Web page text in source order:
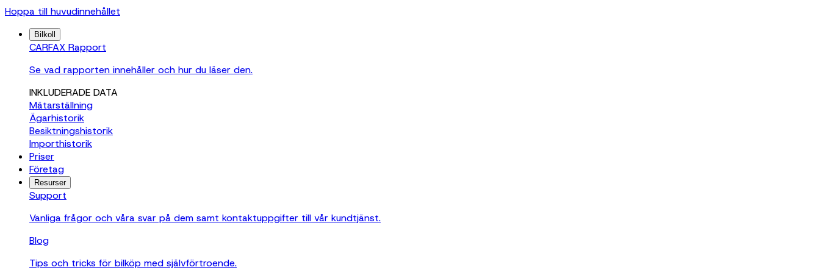
Hoppa till huvudinnehållet
Bilkoll
CARFAX Rapport
Se vad rapporten innehåller och hur du läser den.
INKLUDERADE DATA
Mätarställning
Ägarhistorik
Besiktningshistorik
Importhistorik
Priser
Företag
Resurser
Support
Vanliga frågor och våra svar på dem samt kontaktuppgifter till vår kundtjänst.
Blog
Tips och tricks för bilköp med självförtroende.